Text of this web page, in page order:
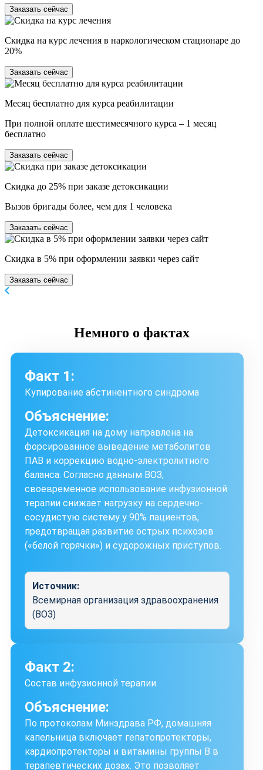
Заказать сейчас
Скидка на курс лечения в наркологическом стационаре до
20%
Заказать сейчас
Месяц бесплатно для курса реабилитации
При полной оплате шестимесячного курса – 1 месяц
бесплатно
Заказать сейчас
Скидка до 25% при заказе детоксикации
Вызов бригады более, чем для 1 человека
Заказать сейчас
Скидка в 5% при оформлении заявки через сайт
Заказать сейчас
Немного о фактах
Факт 1:
Купирование абстинентного синдрома
Объяснение:
Детоксикация на дому направлена на
форсированное выведение метаболитов
ПАВ и коррекцию водно-электролитного
баланса. Согласно данным ВОЗ,
своевременное использование инфузионной
терапии снижает нагрузку на сердечно-
сосудистую систему у 90% пациентов,
предотвращая развитие острых психозов
(«белой горячки») и судорожных приступов.
Источник:
Всемирная организация здравоохранения
(ВОЗ)
Факт 2:
Состав инфузионной терапии
Объяснение:
По протоколам Минздрава РФ, домашняя
капельница включает гепатопротекторы,
кардиопротекторы и витамины группы В в
терапевтических дозах. Это позволяет